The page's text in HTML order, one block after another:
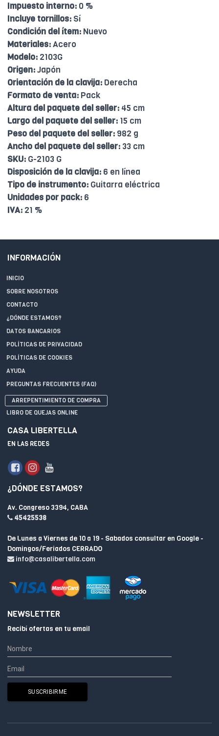
Impuesto interno: 0 %
Incluye tornillos: Sí
Condición del ítem: Nuevo
Materiales:Acero
Modelo: 2103G
Origen:Japón
Orientación de la clavija: Derecha
Formato de venta: Pack
Altura del paquete del seller: 45 cm
Largo del paquete del seller: 15 cm
Peso del paquete del seller: 982 g
Ancho del paquete del seller: 33 cm
SKU: G-2103 G
Disposición de la clavija: 6 en línea
Tipo de instrumento: Guitarra eléctrica
Unidades por pack: 6
IVA: 21 %
INFORMACIÓN
INICIO
SOBRE NOSOTROS
CONTACTO
¿DÓNDE ESTAMOS?
DATOS BANCARIOS
POLÍTICAS DE PRIVACIDAD
POLÍTICAS DE COOKIES
AYUDA
PREGUNTAS FRECUENTES (FAQ)
ARREPENTIMIENTO DE COMPRA
LIBRO DE QUEJAS ONLINE
CASA LIBERTELLA
EN LAS REDES
¿DÓNDE ESTAMOS?
Av. Congreso 3394, CABA
45425538
De Lunes a Viernes de 10 a 19 - Sabados consultar en Google -
Domingos/Feriados CERRADO
info@casalibertella.com
NEWSLETTER
Recibí ofertas en tu email